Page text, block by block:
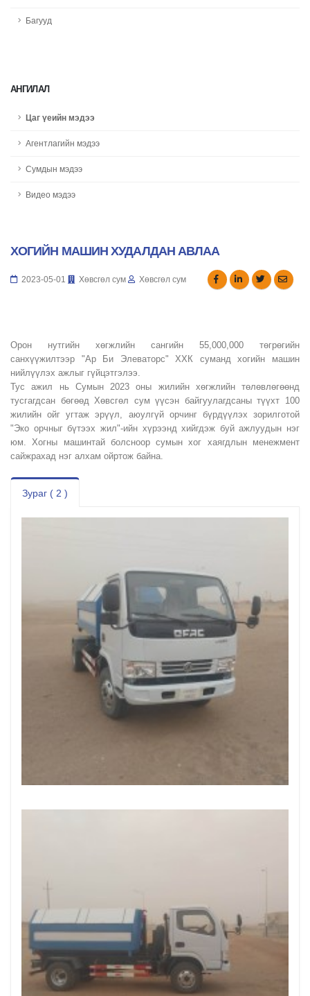
Багууд
АНГИЛАЛ
Цаг үеийн мэдээ
Агентлагийн мэдээ
Сумдын мэдээ
Видео мэдээ
ХОГИЙН МАШИН ХУДАЛДАН АВЛАА
2023-05-01 Хөвсгөл сум Хөвсгөл сум
Орон нутгийн хөгжлийн сангийн 55,000,000 төгрөгийн
санхүүжилтээр "Ар Би Элеваторс" ХХК суманд хогийн машин
нийлүүлэх ажлыг гүйцэтгэлээ.
Тус ажил нь Сумын 2023 оны жилийн хөгжлийн төлөвлөгөөнд
тусгагдсан бөгөөд Хөвсгөл сум үүсэн байгуулагдсаны түүхт 100
жилийн ойг угтаж эрүүл, аюулгүй орчинг бүрдүүлэх зорилготой
"Эко орчныг бүтээх жил"-ийн хүрээнд хийгдэж буй ажлуудын нэг
юм. Хогны машинтай болсноор сумын хог хаягдлын менежмент
сайжрахад нэг алхам ойртож байна.
Зураг ( 2 )